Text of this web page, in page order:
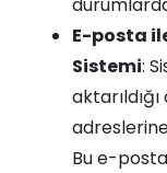
E-posta
Sistemi:
Bu e-